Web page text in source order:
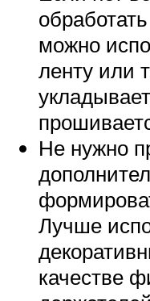
можно
ленту или
Не нужно
Лучше
качестве